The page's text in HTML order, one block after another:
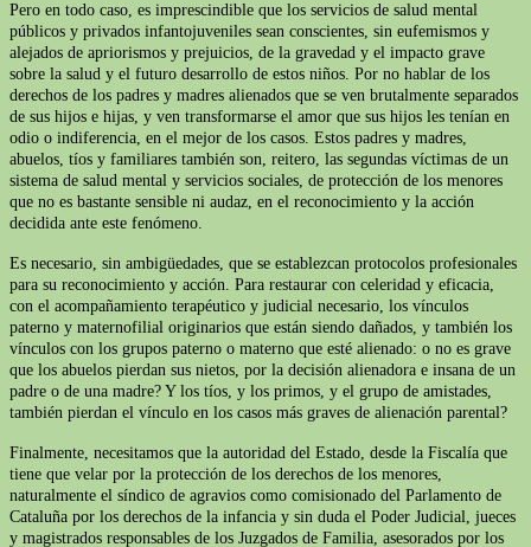
Pero en todo caso, es imprescindible que los servicios de salud mental
públicos y privados infantojuveniles sean conscientes, sin eufemismos y
alejados de apriorismos y prejuicios, de la gravedad y el impacto grave
sobre la salud y el futuro desarrollo de estos niños. Por no hablar de los
derechos de los padres y madres alienados que se ven brutalmente separados
de sus hijos e hijas, y ven transformarse el amor que sus hijos les tenían en
odio o indiferencia, en el mejor de los casos. Estos padres y madres,
abuelos, tíos y familiares también son, reitero, las segundas víctimas de un
sistema de salud mental y servicios sociales, de protección de los menores
que no es bastante sensible ni audaz, en el reconocimiento y la acción
decidida ante este fenómeno.
Es necesario, sin ambigüedades, que se establezcan protocolos profesionales
para su reconocimiento y acción. Para restaurar con celeridad y eficacia,
con el acompañamiento terapéutico y judicial necesario, los vínculos
paterno y maternofilial originarios que están siendo dañados, y también los
vínculos con los grupos paterno o materno que esté alienado: o no es grave
que los abuelos pierdan sus nietos, por la decisión alienadora e insana de un
padre o de una madre? Y los tíos, y los primos, y el grupo de amistades,
también pierdan el vínculo en los casos más graves de alienación parental?
Finalmente, necesitamos que la autoridad del Estado, desde la Fiscalía que
tiene que velar por la protección de los derechos de los menores,
naturalmente el síndico de agravios como comisionado del Parlamento de
Cataluña por los derechos de la infancia y sin duda el Poder Judicial, jueces
y magistrados responsables de los Juzgados de Familia, asesorados por los